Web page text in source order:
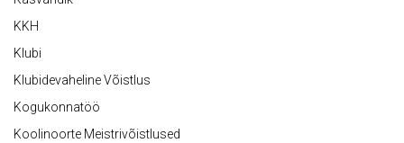
KKH
Klubi
Klubidevaheline Võistlus
Kogukonnatöö
Koolinoorte Meistrivõistlused